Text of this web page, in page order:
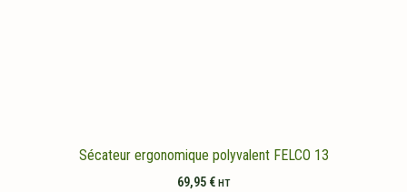
Sécateur ergonomique polyvalent FELCO 13
69,95 € HT